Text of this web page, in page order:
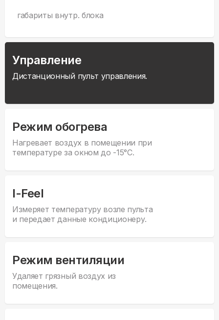
габариты внутр. блока
Управление
Дистанционный пульт управления.
Режим обогрева
Нагревает воздух в помещении при
температуре за окном до -15°С.
I-Feel
Измеряет температуру возле пульта
и передает данные кондиционеру.
Режим вентиляции
Удаляет грязный воздух из
помещения.